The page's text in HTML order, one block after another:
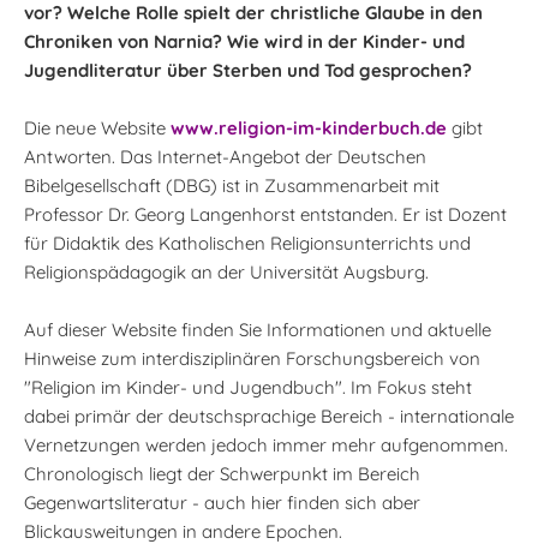
vor? Welche Rolle spielt der christliche Glaube in den
Chroniken von Narnia? Wie wird in der Kinder- und
Jugendliteratur über Sterben und Tod gesprochen?
Die neue Website www.religion-im-kinderbuch.de gibt
Antworten. Das Internet-Angebot der Deutschen
Bibelgesellschaft (DBG) ist in Zusammenarbeit mit
Professor Dr. Georg Langenhorst entstanden. Er ist Dozent
für Didaktik des Katholischen Religionsunterrichts und
Religionspädagogik an der Universität Augsburg.
Auf dieser Website finden Sie Informationen und aktuelle
Hinweise zum interdisziplinären Forschungsbereich von
"Religion im Kinder- und Jugendbuch". Im Fokus steht
dabei primär der deutschsprachige Bereich - internationale
Vernetzungen werden jedoch immer mehr aufgenommen.
Chronologisch liegt der Schwerpunkt im Bereich
Gegenwartsliteratur - auch hier finden sich aber
Blickausweitungen in andere Epochen.